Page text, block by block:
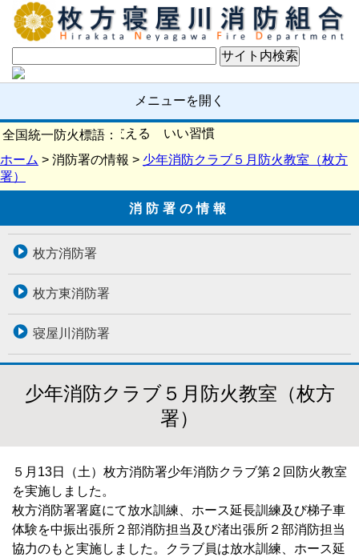
メニューを開く
全国統一防火標語：
認 いい日を支える いい習慣
ホーム > 消防署の情報 > 少年消防クラブ５月防火教室（枚方
署）
消防署の情報
枚方消防署
枚方東消防署
寝屋川消防署
少年消防クラブ５月防火教室（枚方
署）
５月13日（土）枚方消防署少年消防クラブ第２回防火教室
を実施しました。
枚方消防署署庭にて放水訓練、ホース延長訓練及び梯子車
体験を中振出張所２部消防担当及び渚出張所２部消防担当
協力のもと実施しました。クラブ員は放水訓練、ホース延